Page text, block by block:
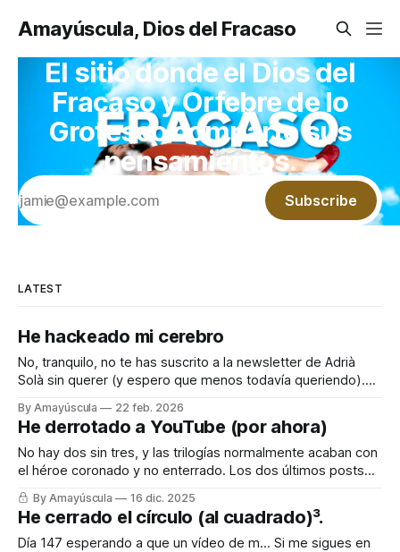
Amayúscula, Dios del Fracaso
El sitio donde el Dios del
Fracaso y Orfebre de lo
Grotesco comparte sus
pensamientos.
Subscribe
LATEST
He hackeado mi cerebro
No, tranquilo, no te has suscrito a la newsletter de Adrià
Solà sin querer (y espero que menos todavía queriendo).
para engañar a mi cerebro, que es como la piedra de Sísifo,
todos los días empujándolo para que cuando llega el
By Amayúscula 22 feb. 2026
He derrotado a YouTube (por ahora)
No hay dos sin tres, y las trilogías normalmente acaban con
el héroe coronado y no enterrado. Los dos últimos posts
fueron sobre la batalla imposible e inacabable contra
YouTube, que injustamente había tirado mi canal principal y,
con ello, varias decenas de canales que habían relacionado
conmigo (incluido uno
By Amayúscula 16 dic. 2025
He cerrado el círculo (al cuadrado)³.
Día 147 esperando a que un vídeo de m… Si me sigues en